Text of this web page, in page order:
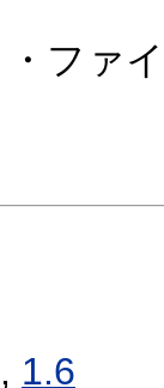
・ファ
1.6